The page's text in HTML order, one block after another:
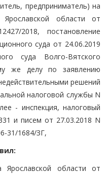
предприниматель) на
области от
2018, постановление
суда от 24.06.2019
суда Волго-Вятского
же делу по заявлению
решений
налоговой службы N
- инспекция, налоговый
и писем от 27.03.2018 N
31/1684/ЗГ,
Ярославской области от